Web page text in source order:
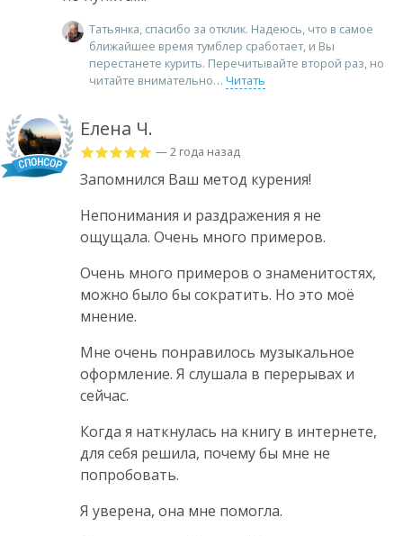
Татьянка, спасибо за отклик. Надеюсь, что в самое
ближайшее время тумблер сработает, и Вы
перестанете курить. Перечитывайте второй раз, но
читайте внимательно
Читать
Елена Ч.
— 2 года назад
Запомнился Ваш метод курения!
Непонимания и раздражения я не
ощущала. Очень много примеров.
Очень много примеров о знаменитостях,
можно было бы сократить. Но это моё
мнение.
Мне очень понравилось музыкальное
оформление. Я слушала в перерывах и
сейчас.
Когда я наткнулась на книгу в интернете,
для себя решила, почему бы мне не
попробовать.
Я уверена, она мне помогла.